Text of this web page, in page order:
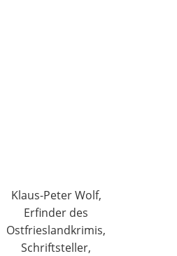
Klaus-Peter Wolf,
Erfinder des
Ostfrieslandkrimis,
Schriftsteller,